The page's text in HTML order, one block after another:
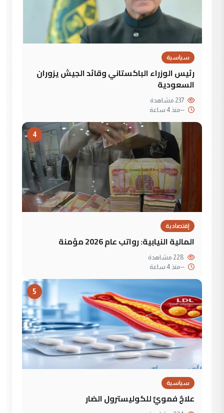
سياسية
رئيس الوزراء الباكستاني وقائد الجيش يزوران
السعودية
--منذ 4 ساعة
4
إقتصادية
المالية النيابية: رواتب عام 2026 مؤمنة
--منذ 4 ساعة
5
سياسية
علاجٌ فمويٌّ للكوليسترول الضار